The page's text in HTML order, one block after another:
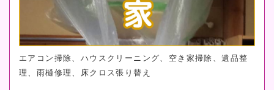
エアコン掃除、ハウスクリーニング、空き家掃除、遺品整
理、雨樋修理、床クロス張り替え